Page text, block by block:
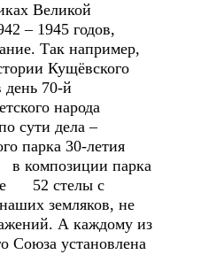
Великой
– 1945 годов,
Так например,
Кущёвского
день 70-й
народа
сути дела –
парка 30-летия
композиции парка
52 стелы с
земляков, не
А каждому из
Союза установлена